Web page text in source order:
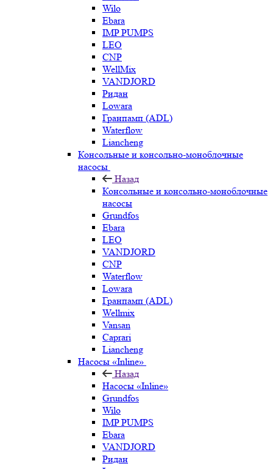
Wilo
Ebara
IMP PUMPS
LEO
CNP
WellMix
VANDJORD
Ридан
Lowara
Гранпамп (ADL)
Waterflow
Liancheng
Консольные и консольно-моноблочные
насосы
Назад
Консольные и консольно-моноблочные
насосы
Grundfos
Ebara
LEO
VANDJORD
CNP
Waterflow
Lowara
Гранпамп (ADL)
Wellmix
Vansan
Caprari
Liancheng
Насосы «Inline»
Назад
Насосы «Inline»
Grundfos
Wilo
IMP PUMPS
Ebara
VANDJORD
Ридан